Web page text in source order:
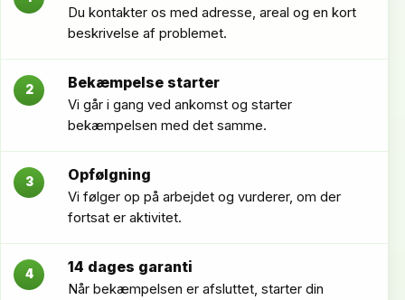
Du kontakter os med adresse, areal og en kort
beskrivelse af problemet.
2 Bekæmpelse starter
Vi går i gang ved ankomst og starter
bekæmpelsen med det samme.
3 Opfølgning
Vi følger op på arbejdet og vurderer, om der
fortsat er aktivitet.
4 14 dages garanti
Når bekæmpelsen er afsluttet, starter din